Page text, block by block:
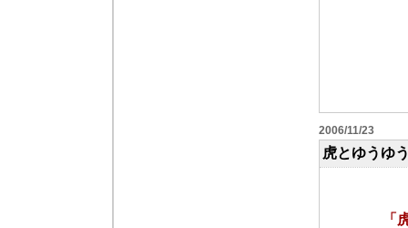
2006/11/23
虎とゆうゆ
「